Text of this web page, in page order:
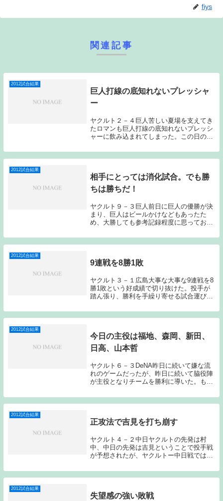
fiys
関連記事
2012試合結果
巨人打線の底知れないプレッシャ
ー
ヤクルト２－４巨人苦しい夏場を支えてき
たロマンも巨人打線の底知れないプレッシ
ャーに飲み込まれてしまった。この日の負
ナスなものになってしまった。ヤクルトの
先発はロマン、巨人は小野。スタメンは、
2012試合結果
相手にとっては消化試合。でも勝
ちは勝ちだ！
ヤクルト９－３巨人前日に巨人の優勝が決
まり、巨人はビールかけなどもあったた
め、大勝しても参考記録程度に思っておい
である。石川に2か月半ぶりに白星がつい
たのは大きなことだ。ヤクルト石川、巨人
2012試合結果
9連戦を8勝1敗
ヤクルト３－１広島大事な大事な9連戦を8
勝1敗という好成績で切り抜けた。投手が
踏ん張り、勝利を手繰り寄せる試合運びが
の3連戦をどう戦うか楽しみになってき
た。ヤクルトの先発は赤川、広島はプロ初
2012試合結果
今日の主役は福地、森岡、新田、
日高、山本哲
ヤクルト６－３DeNA昨日に続いて嫌な流
れのゲームだったが、昨日に続いて脇役陣
が主役となりチームを勝利に導いた。もう
である。ヤクルトの先発は石川、DeNAは
王。ヤクルトのスタメンは、6番宮本、7番
2012試合結果
正攻法で吉見を打ち崩す
ヤクルト４－２中日ヤクルトの先発は村
中、中日の先発は吉見ということで投手戦
が予想されたが、ヤクルトー中日戦では珍
中は初回から大島、荒木に連打を浴びる
と、平田のセカンドゴロの間に先制点を許
2012試合結果
失望感の強い敗戦